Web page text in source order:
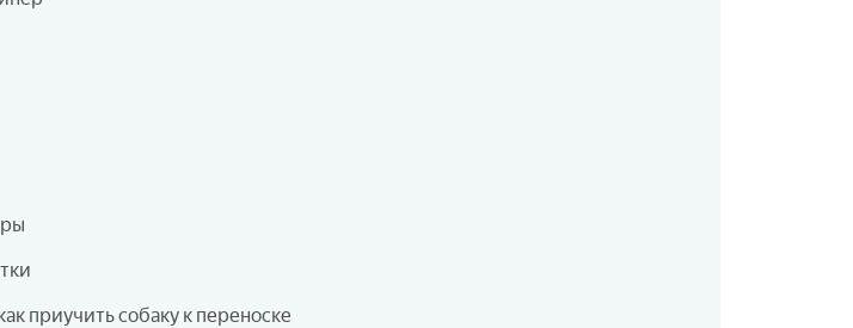
приучить собаку к переноске